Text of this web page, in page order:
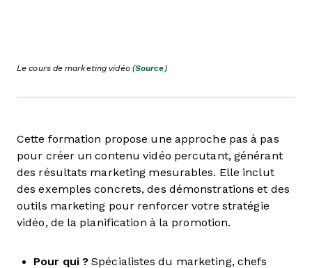
Le cours de marketing vidéo (Source)
Cette formation propose une approche pas à pas
pour créer un contenu vidéo percutant, générant
des résultats marketing mesurables. Elle inclut
des exemples concrets, des démonstrations et des
outils marketing pour renforcer votre stratégie
vidéo, de la planification à la promotion.
Pour qui ? Spécialistes du marketing, chefs